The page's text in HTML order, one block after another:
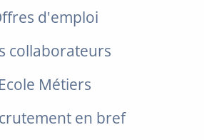
d'emploi
collaborateurs
Ecole Métiers
en bref